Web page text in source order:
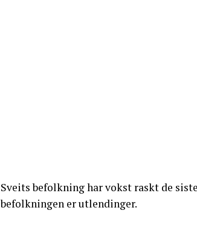
Sveits befolkning har vokst raskt de
befolkningen er utlendinger.